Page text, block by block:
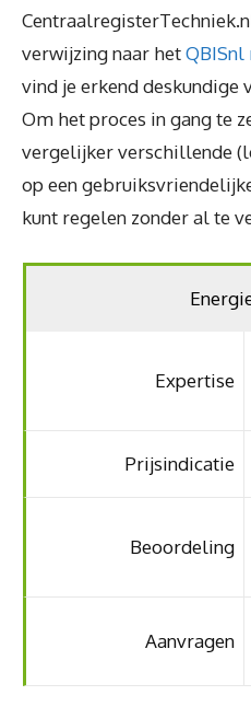
verwijzing naar hetQBISnl
vind je erkend deskundige
Om het proces in gang te
vergelijker verschillende
op een
kunt regelen zonder al te
Expertise
Prijsindicatie
Beoordeling
Aanvragen